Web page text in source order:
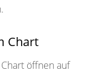
Chart
öffnen auf